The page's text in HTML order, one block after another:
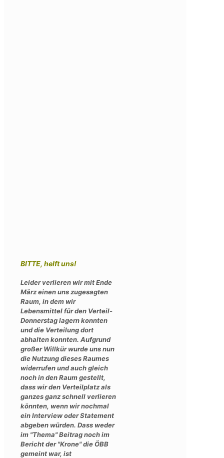
BITTE, helft uns!
Leider verlieren wir mit Ende
März einen uns zugesagten
Raum, in dem wir
Lebensmittel für den Verteil-
Donnerstag lagern konnten
und die Verteilung dort
abhalten konnten. Aufgrund
großer Willkür wurde uns nun
die Nutzung dieses Raumes
widerrufen und auch gleich
noch in den Raum gestellt,
dass wir den Verteilplatz als
ganzes ganz schnell verlieren
könnten, wenn wir nochmal
ein Interview oder Statement
abgeben würden. Dass weder
im "Thema" Beitrag noch im
Bericht der "Krone" die ÖBB
gemeint war, ist